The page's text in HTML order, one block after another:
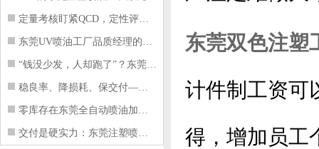
定量考核盯紧QCD，定性评价看好配合
东莞UV喷油工厂品质经理的四项核心管
“钱没少发，人却跑了”？东莞注塑喷油
稳良率、降损耗、保交付——东莞这家U
零库存在东莞全自动喷油加工厂不可行的
交付是硬实力：东莞注塑喷油厂如何用齐
东莞双色注塑
计件制工资可
得，增加员工